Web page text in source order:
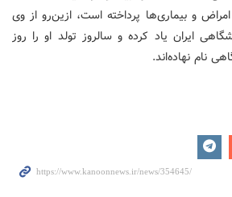
و بیماری‌ها پرداخته است، ازین‌رو از وی
ایران یاد کرده و سالروز تولد او را روز
نام نهاده‌اند.